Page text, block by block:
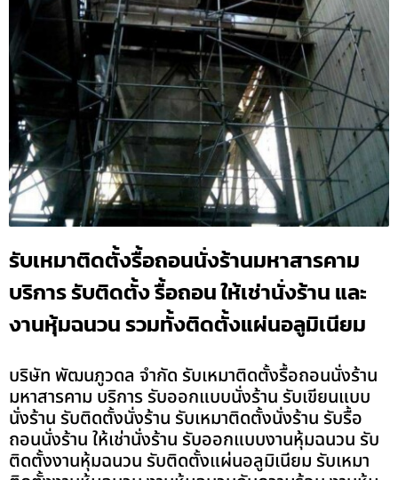
รับเหมาติดตั้งรื้อถอนนั่งร้านมหาสารคาม
บริการ รับติดตั้ง รื้อถอน ให้เช่านั่งร้าน และ
งานหุ้มฉนวน รวมทั้งติดตั้งแผ่นอลูมิเนียม
บริษัท พัฒนภูวดล จำกัด รับเหมาติดตั้งรื้อถอนนั่งร้าน
มหาสารคาม บริการ รับออกแบบนั่งร้าน รับเขียนแบบ
นั่งร้าน รับติดตั้งนั่งร้าน รับเหมาติดตั้งนั่งร้าน รับรื้อ
ถอนนั่งร้าน ให้เช่านั่งร้าน รับออกแบบงานหุ้มฉนวน รับ
ติดตั้งงานหุ้มฉนวน รับติดตั้งแผ่นอลูมิเนียม รับเหมา